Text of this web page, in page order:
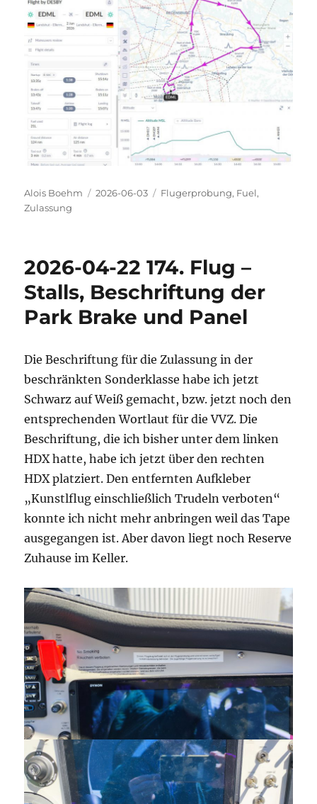
Autor
Alois Boehm
Veröffentlicht
2026-06-03 Kategorien
Flugerprobung, Fuel,
Zulassung
2026-04-22 174. Flug –
Stalls, Beschriftung der
Park Brake und Panel
Die Beschriftung für die Zulassung in der
beschränkten Sonderklasse habe ich jetzt
Schwarz auf Weiß gemacht, bzw. jetzt noch den
entsprechenden Wortlaut für die VVZ. Die
Beschriftung, die ich bisher unter dem linken
HDX hatte, habe ich jetzt über den rechten
HDX platziert. Den entfernten Aufkleber
„Kunstlflug einschließlich Trudeln verboten“
konnte ich nicht mehr anbringen weil das Tape
ausgegangen ist. Aber davon liegt noch Reserve
Zuhause im Keller.